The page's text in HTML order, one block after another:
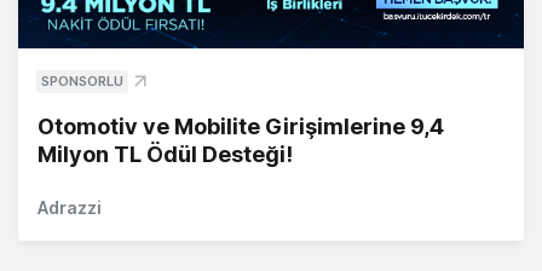
SPONSORLU
Otomotiv ve Mobilite Girişimlerine 9,4
Milyon TL Ödül Desteği!
Adrazzi